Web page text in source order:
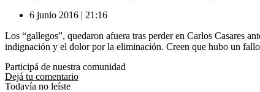
6 junio 2016 | 21:16
Los “gallegos”, quedaron afuera tras perder en Carlos Casares
indignación y el dolor por la eliminación. Creen que hubo un
Participá de nuestra comunidad
Dejá tu comentario
Todavía no leíste